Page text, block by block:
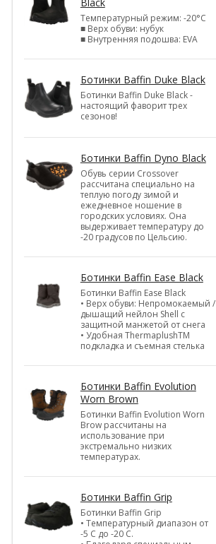
Температурный режим: -20°С
■ Верх обуви: нубук
■ Внутренняя подошва: EVA
Ботинки Baffin Duke Black
Ботинки Baffin Duke Black -
настоящий фаворит трех
сезонов!
Ботинки Baffin Dyno Black
Обувь серии Crossover
рассчитана специально на
теплую погоду зимой и
ежедневное ношение в
городских условиях. Она
выдерживает температуру до
-20 градусов по Цельсию.
Ботинки Baffin Ease Black
Ботинки Baffin Ease Black
• Верх обуви: Непромокаемый /
дышащий нейлон Shell c
защитной манжетой от снега
• Удобная ThermaplushTM
подкладка и съемная стелька
Ботинки Baffin Evolution
Worn Brown
Ботинки Baffin Evolution Worn
Brow рассчитаны на
использование при
экстремально низких
температурах.
Ботинки Baffin Grip
Ботинки Baffin Grip
• Температурный диапазон от
-5 С до -20 С.